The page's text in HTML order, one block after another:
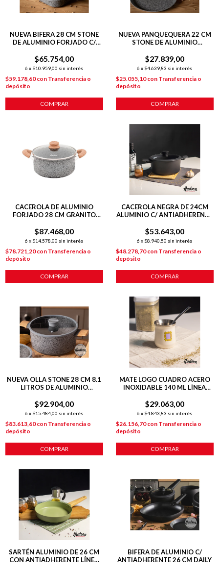
NUEVA BIFERA 28 CM STONE
DE ALUMINIO FORJADO C/
INDUCCIÓN
$65.754,00
6 x $10.959,00 sin interés
$59.178,60con Transferencia o
depósito
COMPRAR
NUEVA PANQUEQUERA 22 CM
STONE DE ALUMINIO
P/ INDUCCIÓN
$27.839,00
6 x $4.639,83 sin interés
$25.055,10con Transferencia o
depósito
COMPRAR
CACEROLA DE ALUMINIO
FORJADO 28 CM GRANITO
$87.468,00
6 x $14.578,00 sin interés
$78.721,20con Transferencia o
depósito
COMPRAR
CACEROLA NEGRA DE 24CM
ALUMINIO C/ ANTIADHERENTE
$53.643,00
6 x $8.940,50 sin interés
$48.278,70con Transferencia o
depósito
COMPRAR
NUEVA OLLA STONE 28 CM 8.1
LITROS DE ALUMINIO
$92.904,00
6 x $15.484,00 sin interés
$83.613,60con Transferencia o
depósito
COMPRAR
MATE LOGO CUADRO ACERO
INOXIDABLE 140 ML LÍNEA
$29.063,00
6 x $4.843,83 sin interés
$26.156,70con Transferencia o
depósito
SARTÉN ALUMINIO DE 26 CM
CON ANTIADHERENTE LÍNEA
BIFERA DE ALUMINIO C/
ANTIADHERENTE 26 CM DAILY